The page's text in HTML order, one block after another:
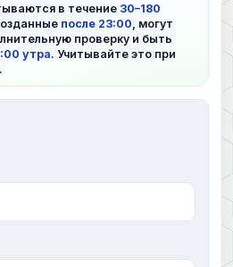
в течение 30–180
после 23:00 , могут
проверку и быть
утра. Учитывайте это при